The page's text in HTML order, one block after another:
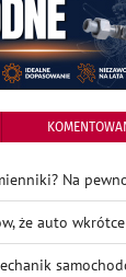
Na
że auto